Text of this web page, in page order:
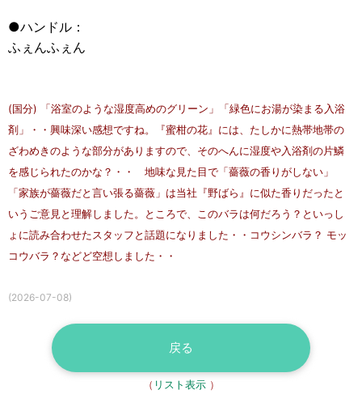
●ハンドル：
ふぇんふぇん
(国分) 「浴室のような湿度高めのグリーン」「緑色にお湯が染まる入浴
剤」・・興味深い感想ですね。『蜜柑の花』には、たしかに熱帯地帯の
ざわめきのような部分がありますので、そのへんに湿度や入浴剤の片鱗
を感じられたのかな？・・ 地味な見た目で「薔薇の香りがしない」
「家族が薔薇だと言い張る薔薇」は当社『野ばら』に似た香りだったと
いうご意見と理解しました。ところで、このバラは何だろう？といっし
ょに読み合わせたスタッフと話題になりました・・コウシンバラ？ モッ
コウバラ？などど空想しました・・
(2026-07-08)
戻る
（ リスト表示）